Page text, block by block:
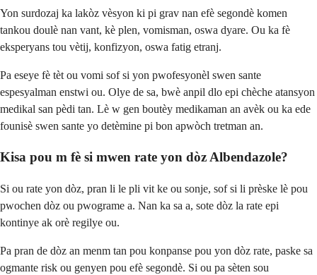
Yon surdozaj ka lakòz vèsyon ki pi grav nan efè segondè komen
tankou doulè nan vant, kè plen, vomisman, oswa dyare. Ou ka fè
eksperyans tou vètij, konfizyon, oswa fatig etranj.
Pa eseye fè tèt ou vomi sof si yon pwofesyonèl swen sante
espesyalman enstwi ou. Olye de sa, bwè anpil dlo epi chèche atansyon
medikal san pèdi tan. Lè w gen boutèy medikaman an avèk ou ka ede
founisè swen sante yo detèmine pi bon apwòch tretman an.
Kisa pou m fè si mwen rate yon dòz Albendazole?
Si ou rate yon dòz, pran li le pli vit ke ou sonje, sof si li prèske lè pou
pwochen dòz ou pwograme a. Nan ka sa a, sote dòz la rate epi
kontinye ak orè regilye ou.
Pa pran de dòz an menm tan pou konpanse pou yon dòz rate, paske sa
ogmante risk ou genyen pou efè segondè. Si ou pa sèten sou